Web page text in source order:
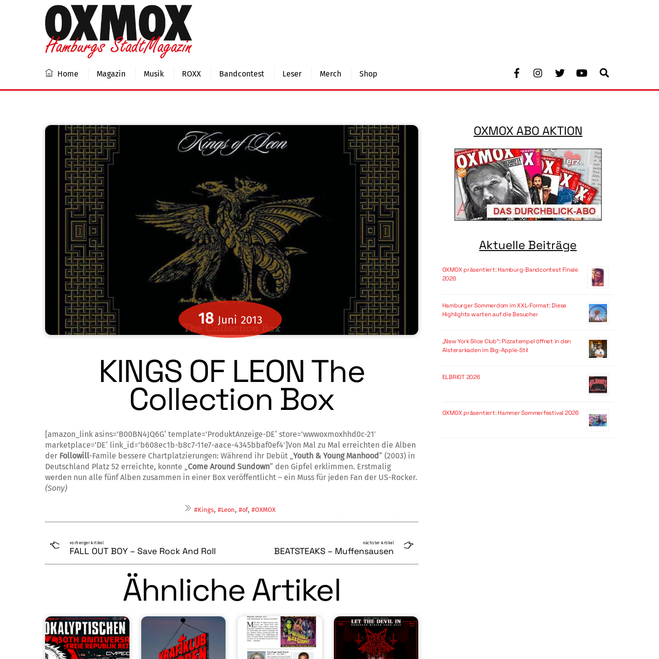
Facebook Youtube
Home Magazin Musik ROXX Bandcontest Leser Merch Shop
18 Juni 2013
KINGS OF LEON The
Collection Box
[amazon_link asins=’B00BN4JQ6G‘ template=’ProduktAnzeige-DE‘ store=’wwwoxmoxhhd0c-21′
marketplace=’DE‘ link_id=’b608ec1b-b8c7-11e7-aace-4345bbaf0ef4′]Von Mal zu Mal erreichten die Alben
der Followill-Famile bessere Chartplatzierungen: Während ihr Debüt „Youth & Young Manhood“ (2003) in
Deutschland Platz 52 erreichte, konnte „Come Around Sundown“ den Gipfel erklimmen. Erstmalig
werden nun alle fünf Alben zusammen in einer Box veröffentlicht – ein Muss für jeden Fan der US-Rocker.
(Sony)
#Kings,#Leon,#of,#OXMOX
vorheriger Artikel
FALL OUT BOY – Save Rock And Roll
nächster Artikel
BEATSTEAKS – Muffensausen
Ähnliche Artikel
OXMOX ABO AKTION
Aktuelle Beiträge
OXMOX präsentiert: Hamburg-Bandcontest Finale
2026
Hamburger Sommerdom im XXL-Format: Diese
Highlights warten auf die Besucher
„New York Slice Club“: Pizzatempel öffnet in den
Alsterarkaden im Big-Apple-Stil
ELBRIOT 2026
OXMOX präsentiert: Hammer Sommerfestival 2026